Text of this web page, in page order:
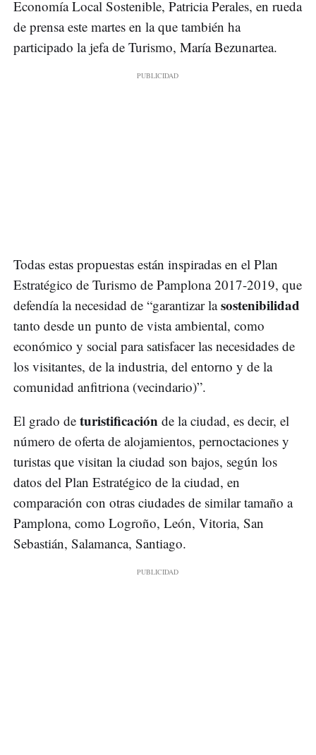
Economía Local Sostenible, Patricia Perales, en rueda
de prensa este martes en la que también ha
participado la jefa de Turismo, María Bezunartea.
Todas estas propuestas están inspiradas en el Plan
Estratégico de Turismo de Pamplona 2017-2019, que
defendía la necesidad de “garantizar lasostenibilidad
tanto desde un punto de vista ambiental, como
económico y social para satisfacer las necesidades de
los visitantes, de la industria, del entorno y de la
comunidad anfitriona (vecindario)”.
El grado de turistificación de la ciudad, es decir, el
número de oferta de alojamientos, pernoctaciones y
turistas que visitan la ciudad son bajos, según los
datos del Plan Estratégico de la ciudad, en
comparación con otras ciudades de similar tamaño a
Pamplona, como Logroño, León, Vitoria, San
Sebastián, Salamanca, Santiago.